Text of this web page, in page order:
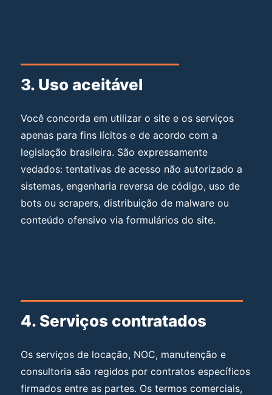
3. Uso aceitável
Você concorda em utilizar o site e os serviços
apenas para fins lícitos e de acordo com a
legislação brasileira. São expressamente
vedados: tentativas de acesso não autorizado a
sistemas, engenharia reversa de código, uso de
bots ou scrapers, distribuição de malware ou
conteúdo ofensivo via formulários do site.
4. Serviços contratados
Os serviços de locação, NOC, manutenção e
consultoria são regidos por contratos específicos
firmados entre as partes. Os termos comerciais,